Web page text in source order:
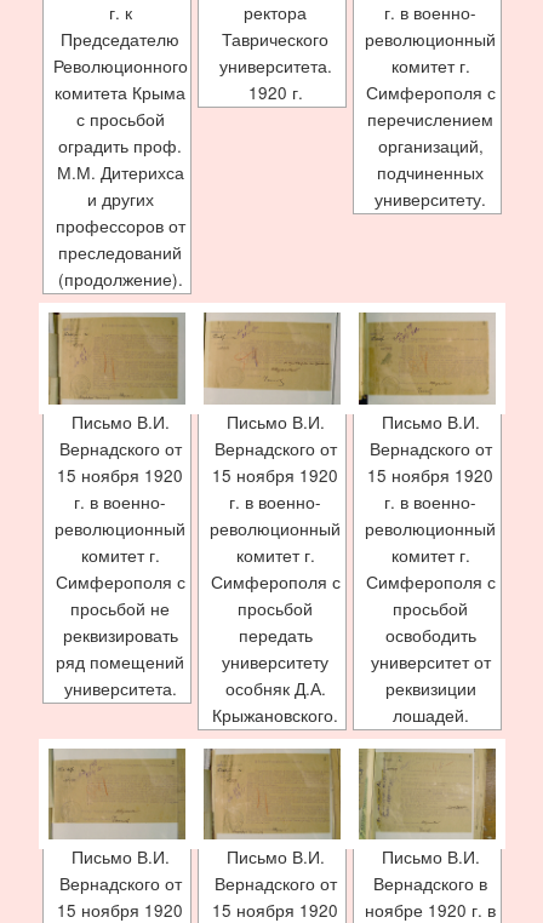
г. к
Председателю
Революционного
комитета Крыма
с просьбой
оградить проф.
М.М. Дитерихса
и других
профессоров от
преследований
(продолжение).
ректора
Таврического
университета.
1920 г.
г. в военно-
революционный
комитет г.
Симферополя с
перечислением
организаций,
подчиненных
университету.
Письмо В.И.
Вернадского от
15 ноября 1920
г. в военно-
революционный
комитет г.
Симферополя с
просьбой не
реквизировать
ряд помещений
университета.
Письмо В.И.
Вернадского от
15 ноября 1920
г. в военно-
революционный
комитет г.
Симферополя с
просьбой
передать
университету
особняк Д.А.
Крыжановского.
Письмо В.И.
Вернадского от
15 ноября 1920
г. в военно-
революционный
комитет г.
Симферополя с
просьбой
освободить
университет от
реквизиции
лошадей.
Письмо В.И.
Вернадского от
15 ноября 1920
Письмо В.И.
Вернадского от
15 ноября 1920
Письмо В.И.
Вернадского в
ноябре 1920 г. в